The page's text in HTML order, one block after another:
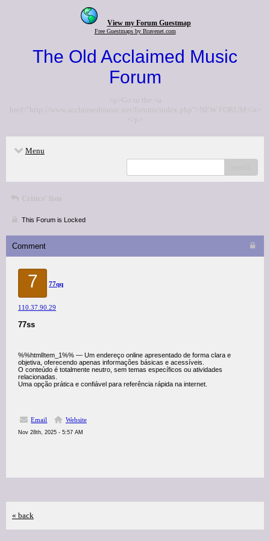
View my Forum Guestmap
Free Guestmaps by Bravenet.com
The Old Acclaimed Music
Forum
<p>Go to the <a
href="http://www.acclaimedmusic.net/forums/index.php">NEW FORUM</a>
</p>
Menu
Critics' lists
This Forum is Locked
Comment
7 77qq
110.37.90.29
77ss
%%htmlItem_1%% — Um endereço online apresentado de forma clara e
objetiva, oferecendo apenas informações básicas e acessíveis.
O conteúdo é totalmente neutro, sem temas específicos ou atividades
relacionadas.
Uma opção prática e confiável para referência rápida na internet.
Email Website
Nov 28th, 2025 - 5:57 AM
« back